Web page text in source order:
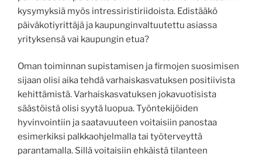
kysymyksiä myös intressiristiriidoista. Edistääkö
päiväkotiyrittäjä ja kaupunginvaltuutettu asiassa
yrityksensä vai kaupungin etua?
Oman toiminnan supistamisen ja firmojen suosimisen
sijaan olisi aika tehdä varhaiskasvatuksen positiivista
kehittämistä. Varhaiskasvatuksen jokavuotisista
säästöistä olisi syytä luopua. Työntekijöiden
hyvinvointiin ja saatavuuteen voitaisiin panostaa
esimerkiksi palkkaohjelmalla tai työterveyttä
parantamalla. Sillä voitaisiin ehkäistä tilanteen